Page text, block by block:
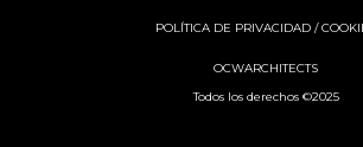
POLÍTICA DE PRIVACIDAD /
OCWARCHITECTS
Todos los derechos ©2025